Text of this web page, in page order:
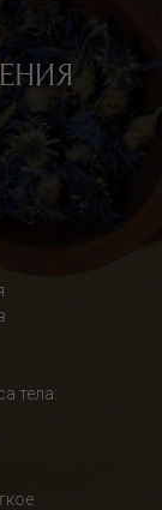
тела: